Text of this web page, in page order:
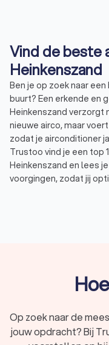
Vind de beste
Heinkenszand
Ben je op zoek naar
buurt? Een erkende en
Heinkenszand verzorgt
nieuwe airco, maar
zodat je airconditioner
Trustoo vind je een top
Heinkenszand en lees
voorgingen, zodat jij
Wat doet een
Het kiezen van de
optimale werking en
Op zoek naar de
jouw opdracht? Bij